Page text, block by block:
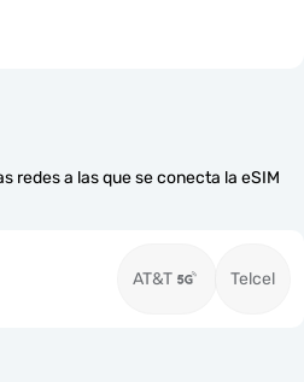
redes a las que se conecta la eSIM
AT&T Telcel